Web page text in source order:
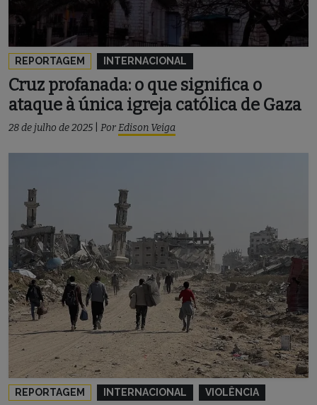
REPORTAGEM INTERNACIONAL
Cruz profanada: o que significa o
ataque à única igreja católica de Gaza
28 de julho de 2025 PorEdison Veiga
REPORTAGEM INTERNACIONAL VIOLÊNCIA